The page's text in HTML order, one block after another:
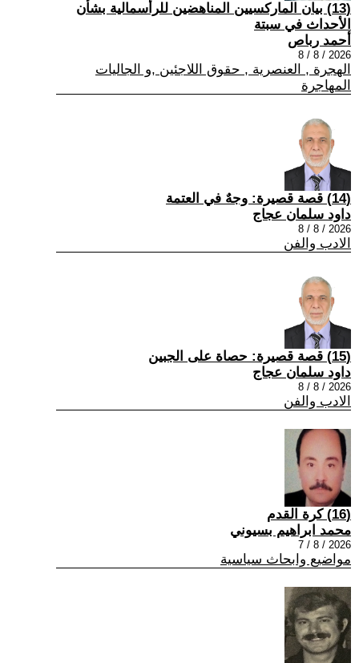
(13) بيان الماركسيين المناهضين للرأسمالية بشأن
الأحداث في سبتة
أحمد رباص
2026 / 8 / 8
الهجرة , العنصرية , حقوق اللاجئين ,و الجاليات
المهاجرة
(14) قصة قصيرة: وجهٌ في العتمة
داود سلمان عجاج
2026 / 8 / 8
الادب والفن
(15) قصة قصيرة: حصاة على الجبين
داود سلمان عجاج
2026 / 8 / 8
الادب والفن
(16) كرة القدم
محمد ابراهيم بسيوني
2026 / 8 / 7
مواضيع وابحاث سياسية